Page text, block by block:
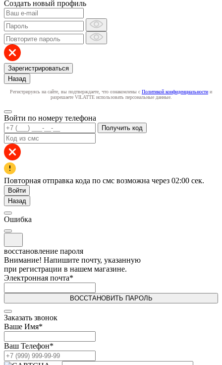
Создать новый профиль
Зарегистрироваться
Назад
Регистрируясь на сайте, вы подтверждаете, что ознакомлены с Политикой конфиденциальности и
разрешаете VILATTE использовать персональные данные.
Войти по номеру телефона
Получить код
Повторная отправка кода по смс возможна через 02:00 сек.
Войти
Назад
Ошибка
восстановление пароля
Внимание! Напишите почту, указанную
при регистрации в нашем магазине.
Электронная почта*
ВОССТАНОВИТЬ ПАРОЛЬ
Заказать звонок
Ваше Имя*
Ваш Телефон*